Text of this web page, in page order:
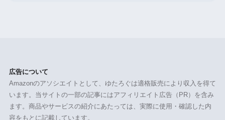
広告について
Amazonのアソシエイトとして、ゆたろぐは適格販売により収入を得て
います。当サイトの一部の記事にはアフィリエイト広告（PR）を含み
ます。商品やサービスの紹介にあたっては、実際に使用・確認した内
容をもとに記載しています。